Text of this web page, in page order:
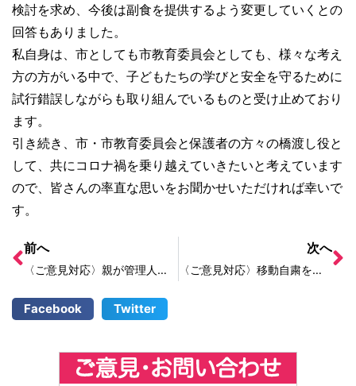
検討を求め、今後は副食を提供するよう変更していくとの
回答もありました。
私自身は、市としても市教育委員会としても、様々な考え
方の方がいる中で、子どもたちの学びと安全を守るために
試行錯誤しながらも取り組んでいるものと受け止めており
ます。
引き続き、市・市教育委員会と保護者の方々の橋渡し役と
して、共にコロナ禍を乗り越えていきたいと考えています
ので、皆さんの率直な思いをお聞かせいただければ幸いで
す。
前へ
〈ご意見対応〉親が管理人をしているマンションで野良猫がいる。引き取ってもらえないか。
次へ
〈ご意見対応〉移動自粛を強いることは経済的・精神的損失であり、人権問題だ
Facebook Twitter